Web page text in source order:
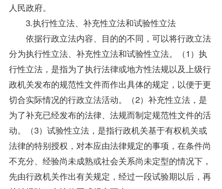
人民政府。
3.执行性立法、补充性立法和试验性立法
依据行政立法内容、目的的不同，可以将行政立法
分为执行性立法、补充性立法和试验性立法。（1）执
行性立法，是指为了执行法律或地方性法规以及上级行
政机关发布的规范性文件而作出具体的规定，以便于更
切合实际情况的行政立法活动。（2）补充性立法，是
为了补充已经发布的法律、法规而制定规范性文件的活
动。（3）试验性立法，是指行政机关基于有权机关或
法律的特别授权，对本应由法律规定的事项，在条件尚
不充分、经验尚未成熟或社会关系尚未定型的情况下，
先由行政机关作出有关规定，经过一段试验期以后，再